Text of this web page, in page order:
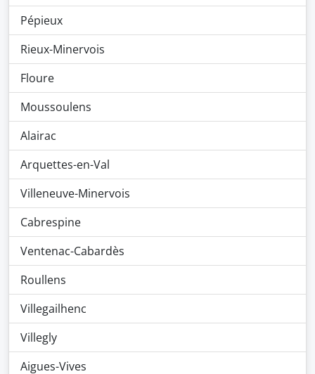
Pépieux
Rieux-Minervois
Floure
Moussoulens
Alairac
Arquettes-en-Val
Villeneuve-Minervois
Cabrespine
Ventenac-Cabardès
Roullens
Villegailhenc
Villegly
Aigues-Vives